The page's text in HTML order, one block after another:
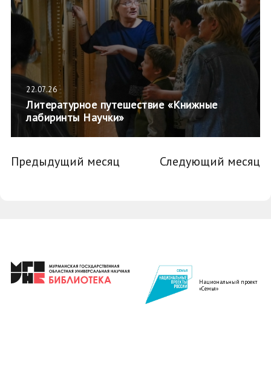
22.07.26
Литературное путешествие «Книжные
лабиринты Научки»
Предыдущий месяц Следующий месяц
Национальный проект
«Семья»